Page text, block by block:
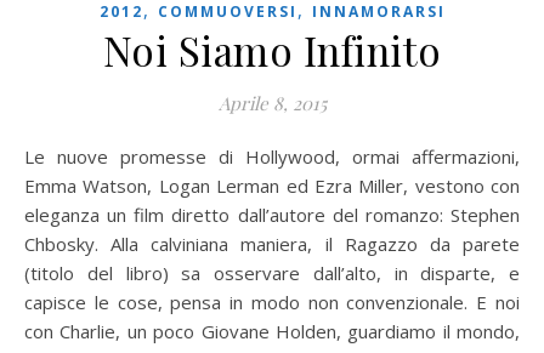
2012, COMMUOVERSI , INNAMORARSI
Noi Siamo Infinito
Aprile 8, 2015
Le nuove promesse di Hollywood, ormai affermazioni,
Emma Watson, Logan Lerman ed Ezra Miller, vestono con
eleganza un film diretto dall’autore del romanzo: Stephen
Chbosky. Alla calviniana maniera, il Ragazzo da parete
(titolo del libro) sa osservare dall’alto, in disparte, e
capisce le cose, pensa in modo non convenzionale. E noi
con Charlie, un poco Giovane Holden, guardiamo il mondo,